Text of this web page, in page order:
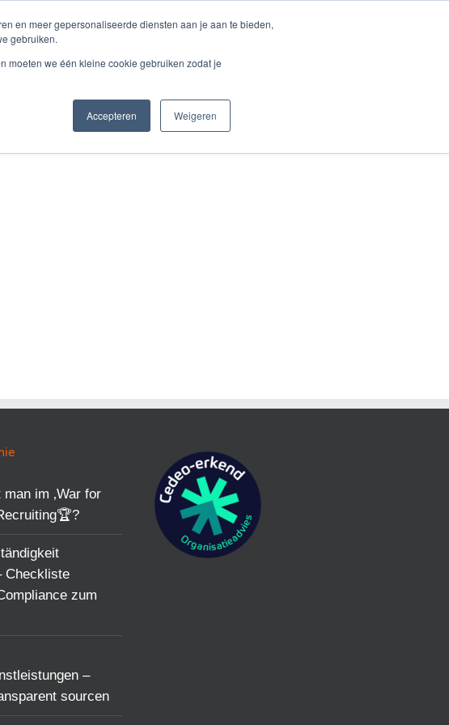
en meer gepersonaliseerde diensten aan je aan te bieden,
gebruiken.
moeten we één kleine cookie gebruiken zodat je
Accepteren Weigeren
& Kunden Blog & Aktuelles Kontakt
im ‚War for
Checkliste
zum
–
sourcen